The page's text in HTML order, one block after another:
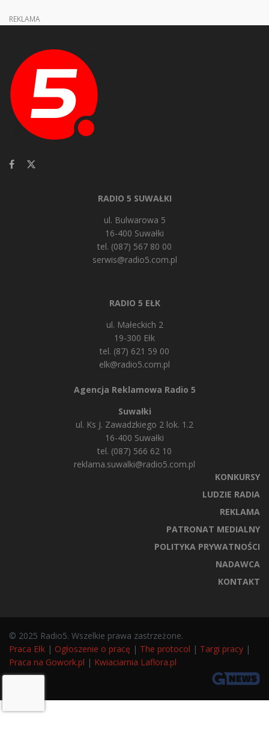
REKLAMA
RADIO 5 SUWAŁKI
ul. Bulwarowa 5
16-400 Suwałki
tel. (087) 567 80 00
serwis@radio5.com.pl
RADIO 5 EŁK
ul. Małeckich 2
19-300 Ełk
tel. (87) 621 59 00
elk@radio5.com.pl
Agencja Reklamowa Radio 5
Suwałki
ul. Ks J. Zawadzkiego 2 lok. 1.2
16-400 Suwałki
tel. (087) 566 62 10
reklama.suwalki@radio5.com.pl
KONKURSY
LUDZIE RADIA
REKLAMA
PATRONAT MEDIALNY
POLITYKA PRYWATNOŚCI
NADAWCA
KONTAKT
© 2025 Radio5. Wszelkie prawa zastrzeżone.
Praca Ełk | Ogłoszenie o pracę | The protocol | Targi pracy |
Praca na Gowork.pl | Kwiaciarnia Laflora.pl